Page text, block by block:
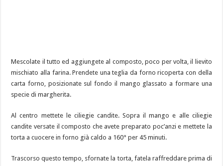
Mescolate il tutto ed aggiungete al composto, poco per volta, il lievito
mischiato alla farina. Prendete una teglia da forno ricoperta con della
carta forno, posizionate sul fondo il mango glassato a formare una
specie di margherita.
Al centro mettete le ciliegie candite. Sopra il mango e alle ciliegie
candite versate il composto che avete preparato poc’anzi e mettete la
torta a cuocere in forno già caldo a 160° per 45 minuti.
Trascorso questo tempo, sfornate la torta, fatela raffreddare prima di